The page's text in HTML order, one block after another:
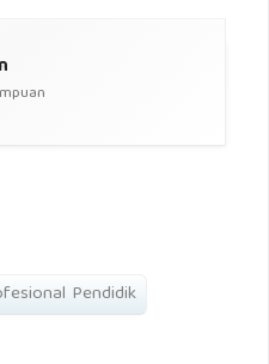
Pendidik